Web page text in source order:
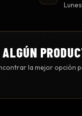
la mejor opción